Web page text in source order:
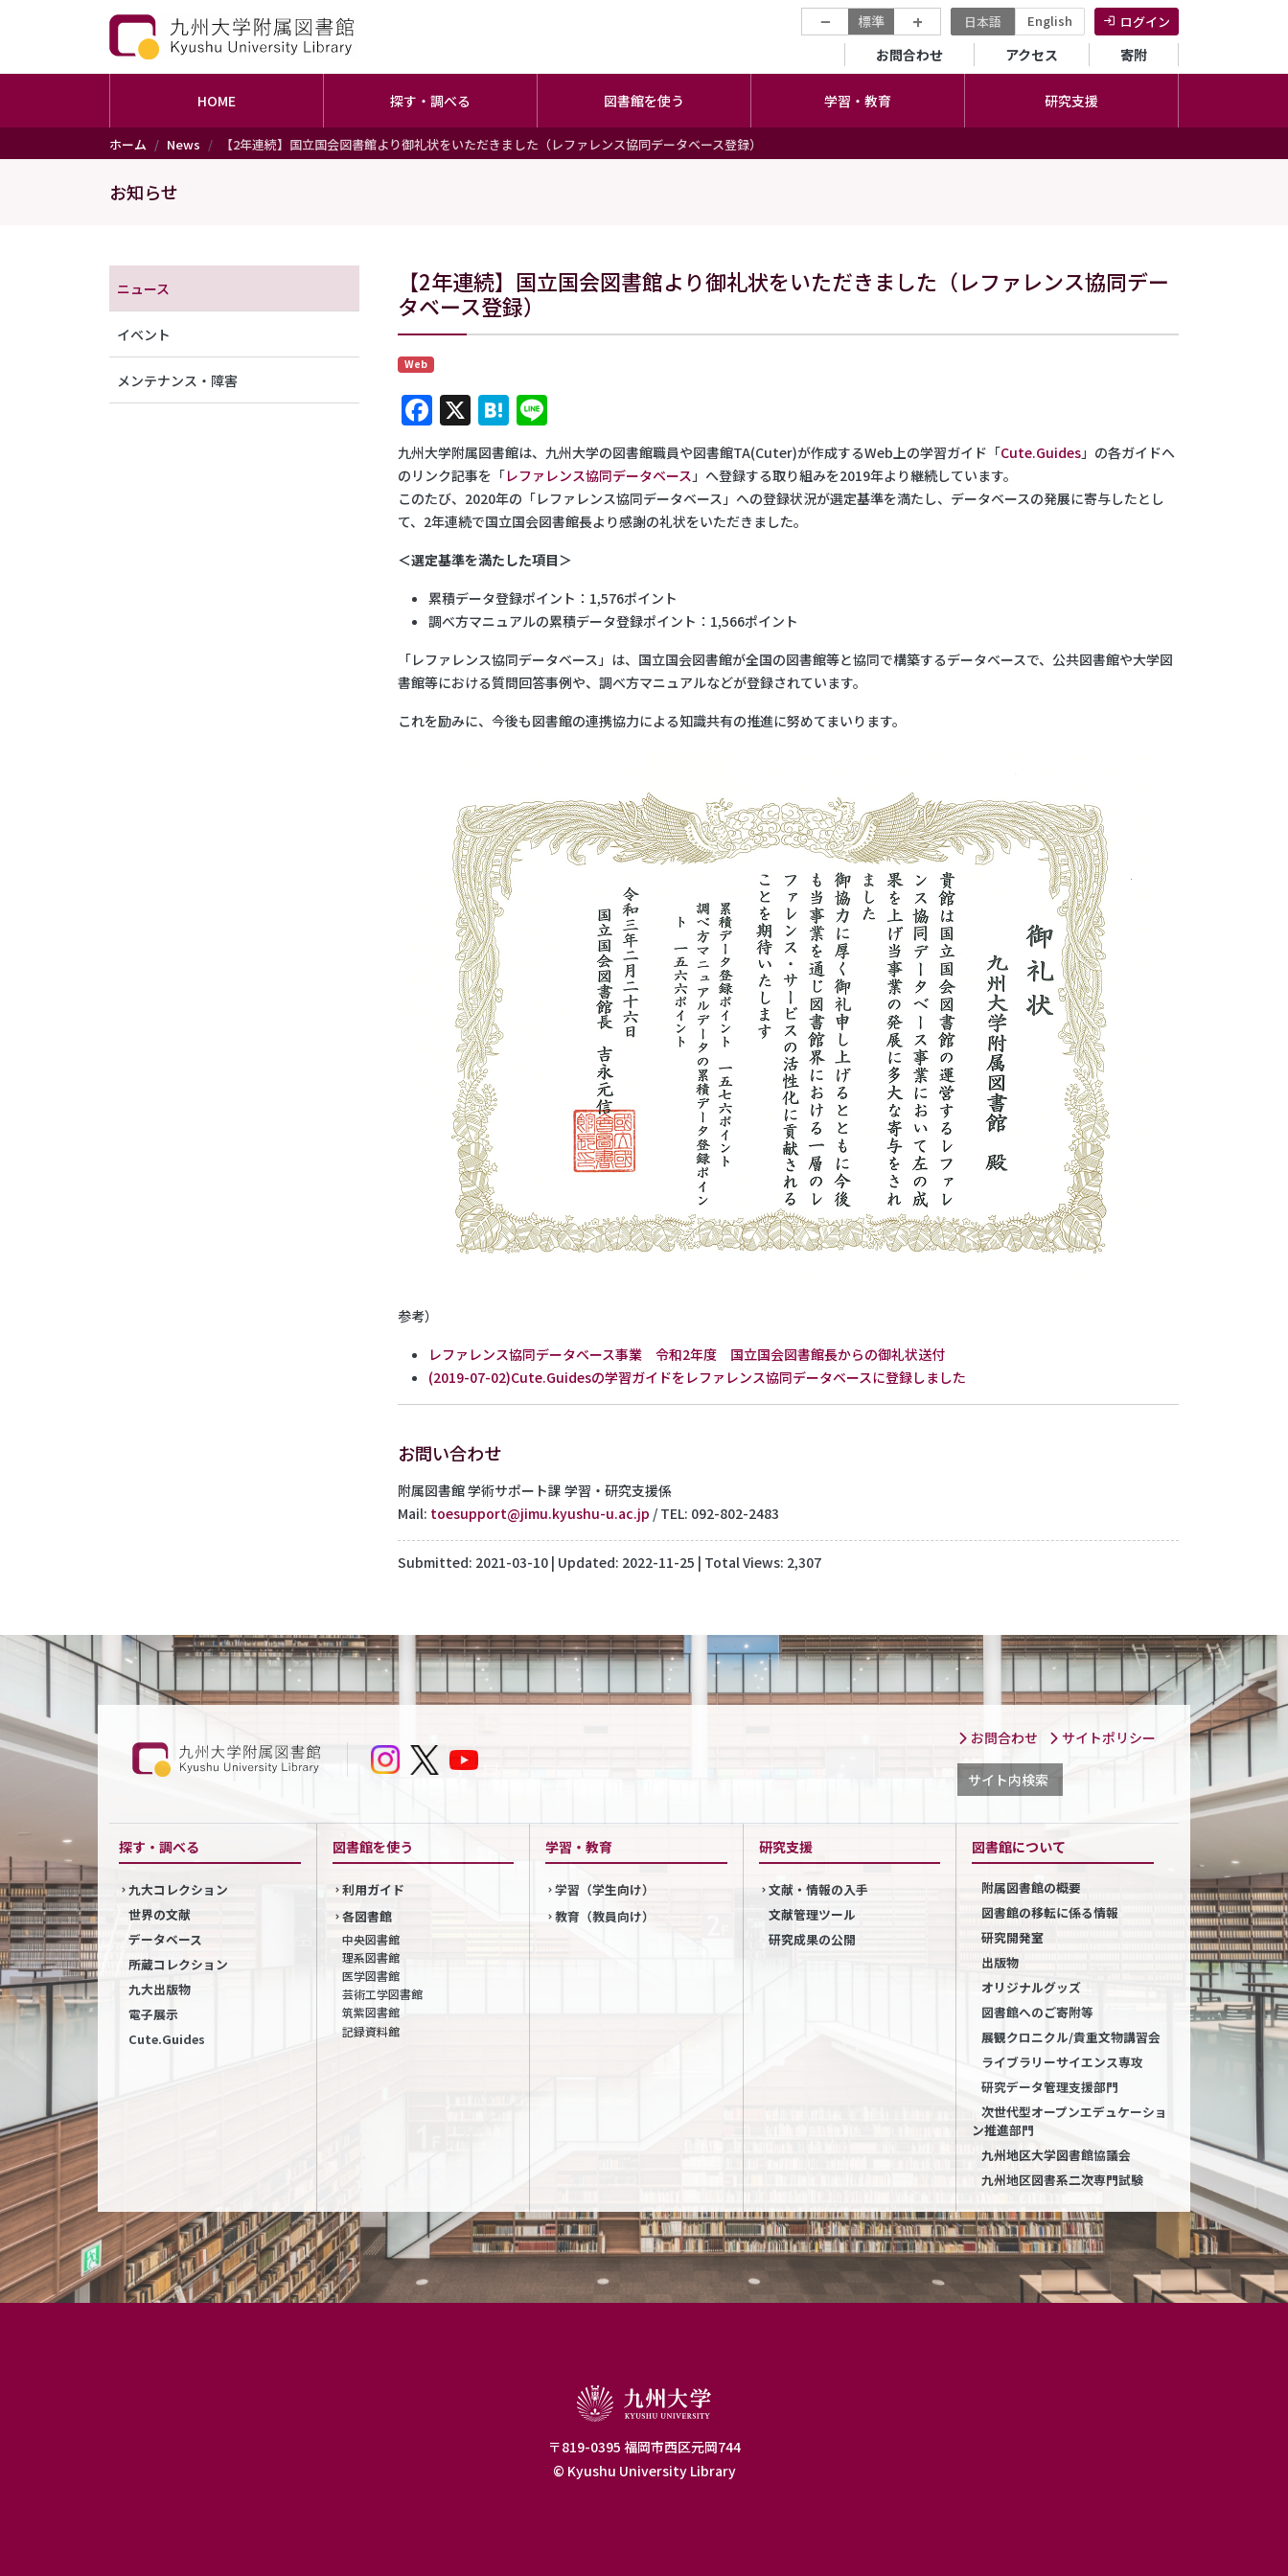
メインコンテンツに移動
− 標準 + 日本語 English ログイン
セカンダリーメニュー
お問合わせ アクセス 寄附
HOME 探す・調べる 図書館を使う 学習・教育 研究支援
ホーム News 【2年連続】国立国会図書館より御礼状をいただきました（レファレンス協同データベース登録）
お知らせ
【2年連続】国立国会図書館より御礼状をいただきました（レファレンス協同デー
タベース登録）
Web
Facebook
X Hatena
九州大学附属図書館は、九州大学の図書館職員や図書館TA(Cuter)が作成するWeb上の学習ガイド「Cute.Guides」の各ガイドへ
のリンク記事を「レファレンス協同データベース 」へ登録する取り組みを2019年より継続しています。
このたび、2020年の「レファレンス協同データベース」への登録状況が選定基準を満たし、データベースの発展に寄与したとし
て、2年連続で国立国会図書館長より感謝の礼状をいただきました。
＜選定基準を満たした項目＞
累積データ登録ポイント：1,576ポイント
調べ方マニュアルの累積データ登録ポイント：1,566ポイント
「レファレンス協同データベース」は、国立国会図書館が全国の図書館等と協同で構築するデータベースで、公共図書館や大学図
書館等における質問回答事例や、調べ方マニュアルなどが登録されています。
これを励みに、今後も図書館の連携協力による知識共有の推進に努めてまいります。
参考）
レファレンス協同データベース事業 令和2年度 国立国会図書館長からの御礼状送付
(2019-07-02)Cute.Guidesの学習ガイドをレファレンス協同データベースに登録しました
お問い合わせ
附属図書館 学術サポート課 学習・研究支援係
Mail: toesupport@jimu.kyushu-u.ac.jp / TEL: 092-802-2483
Submitted: 2021-03-10 | Updated: 2022-11-25 | Total Views: 2,307
ニュース
イベント
メンテナンス・障害
お問合わせ サイトポリシー
サイト内検索
探す・調べる
九大コレクション
世界の文献
データベース
所蔵コレクション
九大出版物
電子展示
Cute.Guides
図書館を使う
利用ガイド
各図書館
中央図書館
理系図書館
医学図書館
芸術工学図書館
筑紫図書館
記録資料館
学習・教育
学習（学生向け）
教育（教員向け）
研究支援
文献・情報の入手
文献管理ツール
研究成果の公開
図書館について
附属図書館の概要
図書館の移転に係る情報
研究開発室
出版物
オリジナルグッズ
図書館へのご寄附等
展観クロニクル/貴重文物講習会
ライブラリーサイエンス専攻
研究データ管理支援部門
次世代型オープンエデュケーショ
ン推進部門
九州地区大学図書館協議会
九州地区図書系二次専門試験
〒819-0395 福岡市西区元岡744
© Kyushu University Library